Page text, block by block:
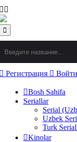
Регистрация Войти
Bosh Sahifa
Seriallar
Serial
Uzbek
Turk
Kinolar